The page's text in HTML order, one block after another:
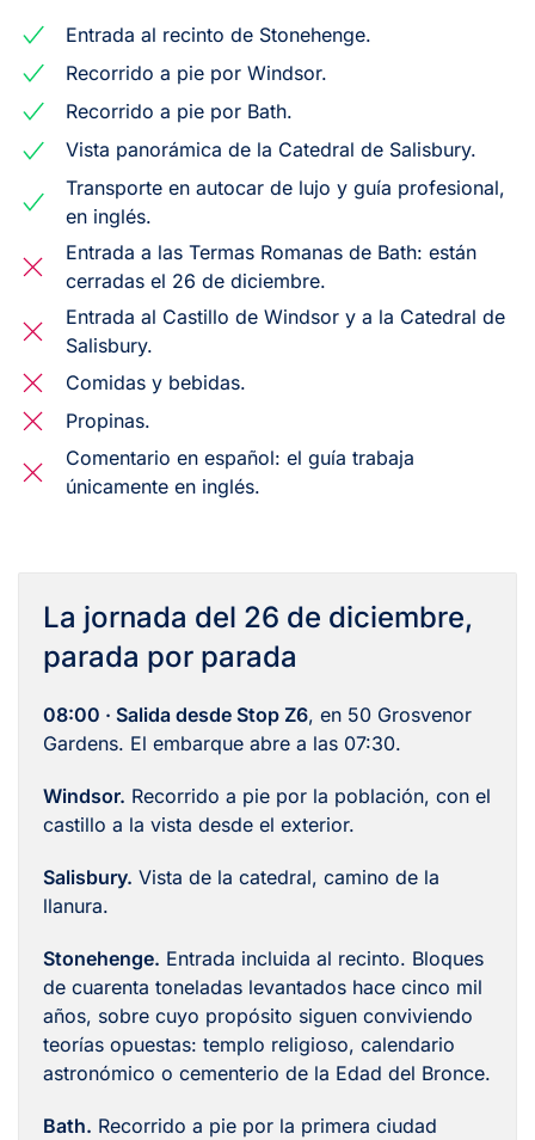
Entrada al recinto de Stonehenge.
Recorrido a pie por Windsor.
Recorrido a pie por Bath.
Vista panorámica de la Catedral de Salisbury.
Transporte en autocar de lujo y guía profesional,
en inglés.
Entrada a las Termas Romanas de Bath: están
cerradas el 26 de diciembre.
Entrada al Castillo de Windsor y a la Catedral de
Salisbury.
Comidas y bebidas.
Propinas.
Comentario en español: el guía trabaja
únicamente en inglés.
La jornada del 26 de diciembre,
parada por parada
08:00 · Salida desde Stop Z6, en 50 Grosvenor
Gardens. El embarque abre a las 07:30.
Windsor. Recorrido a pie por la población, con el
castillo a la vista desde el exterior.
Salisbury. Vista de la catedral, camino de la
llanura.
Stonehenge. Entrada incluida al recinto. Bloques
de cuarenta toneladas levantados hace cinco mil
años, sobre cuyo propósito siguen conviviendo
teorías opuestas: templo religioso, calendario
astronómico o cementerio de la Edad del Bronce.
Bath. Recorrido a pie por la primera ciudad